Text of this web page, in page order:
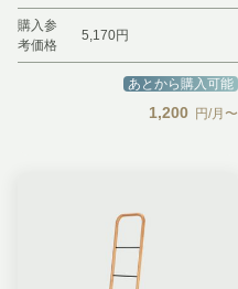
購入参
考価格
5,170円
あとから購入可能
1,200 円/月〜